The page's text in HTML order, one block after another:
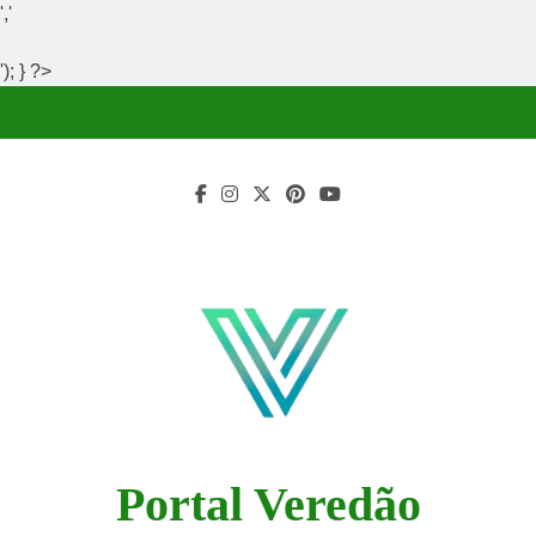
','
'); } ?>
Portal Veredão